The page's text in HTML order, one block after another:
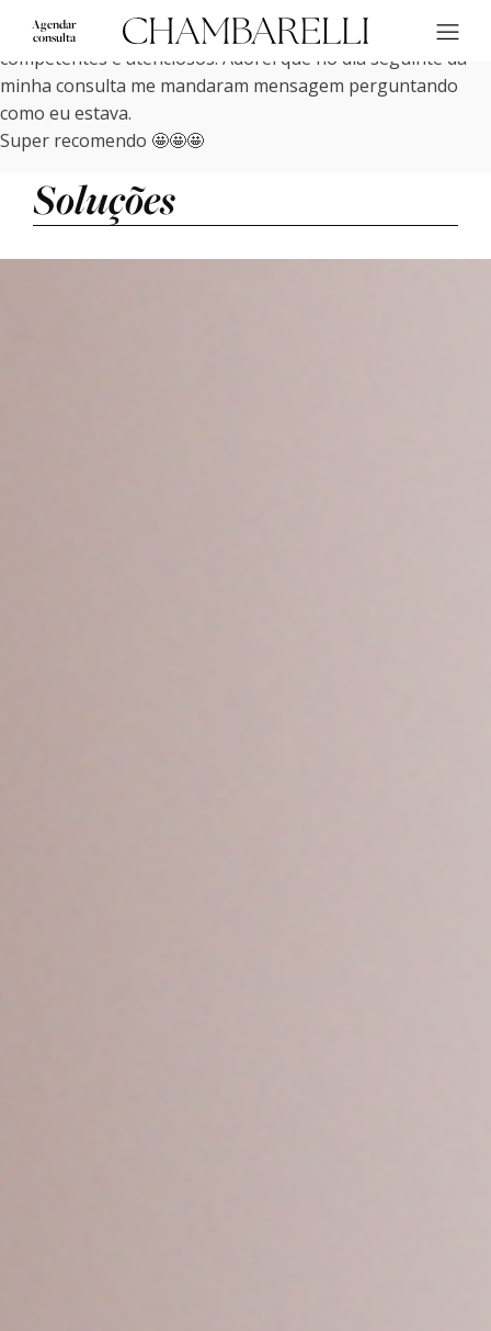
Agendar
consulta
Clínica maravilhosa é muito charmosa. Médicos super
competentes e atenciosos. Adorei que no dia seguinte da
minha consulta me mandaram mensagem perguntando
como eu estava.
Super recomendo 🤩🤩🤩
Soluções